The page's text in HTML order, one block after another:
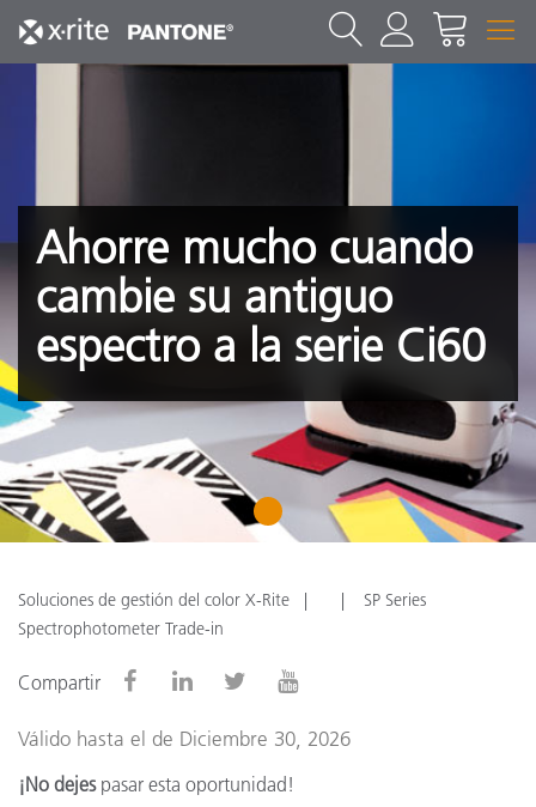
Ahorre mucho cuando
cambie su antiguo
espectro a la serie Ci60
1
Soluciones de gestión del color X-Rite
SP Series
Spectrophotometer Trade-in
Compartir
Válido hasta el de Diciembre 30, 2026
¡No dejespasar esta oportunidad!